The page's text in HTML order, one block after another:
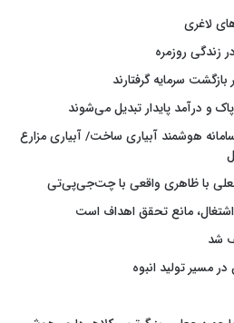
لاغری
زندگی روزمره
بازگشت سرمایه گرفتارند
و درآمد پایدار تبدیل می‌شوند
هوشمند آبیاری ساخت/ آبیاری مزارع
با ظاهری واقعی با چت‌جی‌پی‌تی
مانع تحقق اهداف است
شد
مسیر تولید انبوه